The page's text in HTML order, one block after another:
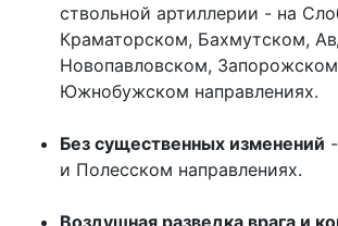
ствольной артиллерии - на
Краматорском, Бахмутском,
Новопавловском,
Южнобужском направлениях.
Без существенных изменений
и Полесском направлениях.
Воздушная разведка врага и